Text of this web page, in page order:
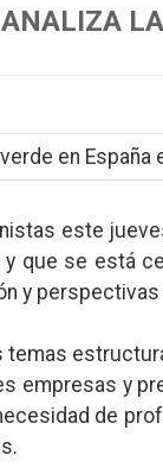
este
que se está
y
empresas y
de